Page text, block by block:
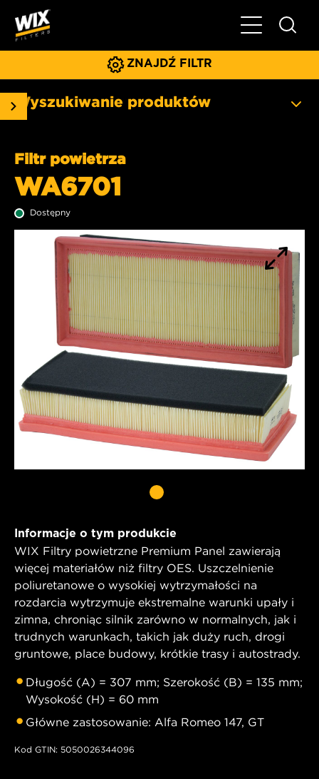
Pokaż/ukryj
ZNAJDŹ FILTR
Wyszukiwanie produktów
Filtr powietrza
WA6701
Dostępny
Informacje o tym produkcie
WIX Filtry powietrzne Premium Panel zawierają
więcej materiałów niż filtry OES. Uszczelnienie
poliuretanowe o wysokiej wytrzymałości na
rozdarcia wytrzymuje ekstremalne warunki upały i
zimna, chroniąc silnik zarówno w normalnych, jak i
trudnych warunkach, takich jak duży ruch, drogi
gruntowe, place budowy, krótkie trasy i autostrady.
Długość (A) = 307 mm; Szerokość (B) = 135 mm;
Wysokość (H) = 60 mm
Główne zastosowanie: Alfa Romeo 147, GT
Kod GTIN: 5050026344096